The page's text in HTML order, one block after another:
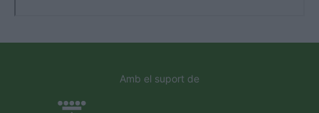
Amb el suport de